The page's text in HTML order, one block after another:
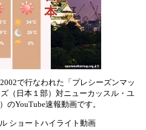
Mute
で行なわれた「プレシーズンマッ
（日本１部）対ニューカッスル・ユ
のYouTube速報動画です。
ショートハイライト動画